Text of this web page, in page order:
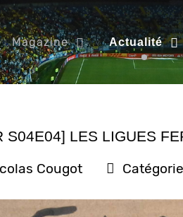
Magazine Actualité
S04E04] LES LIGUES
Cougot